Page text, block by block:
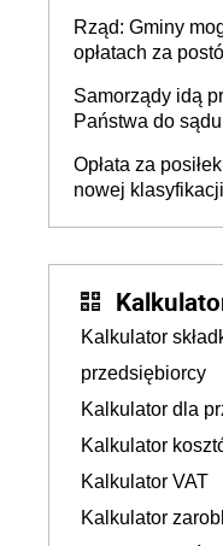
Rząd: Gminy
opłatach za
Samorządy idą
Państwa do
Opłata za
nowej
Kalkulator
przedsiębiorcy
Kalkulator dla
Kalkulator
Kalkulator VAT
Kalkulator